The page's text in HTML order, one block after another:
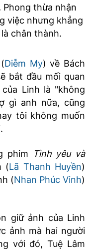
Phong thừa nhận
việc nhưng khẳng
chân thành.
Diễm My) về Bách
bắt đầu mối quan
Linh là "không
gì anh nữa, cũng
tôi không muốn
phim
Tình yêu và
(Lã Thanh Huyền)
(Nhan Phúc Vinh)
giữ ảnh của Linh
ảnh mà hai người
với đó, Tuệ Lâm